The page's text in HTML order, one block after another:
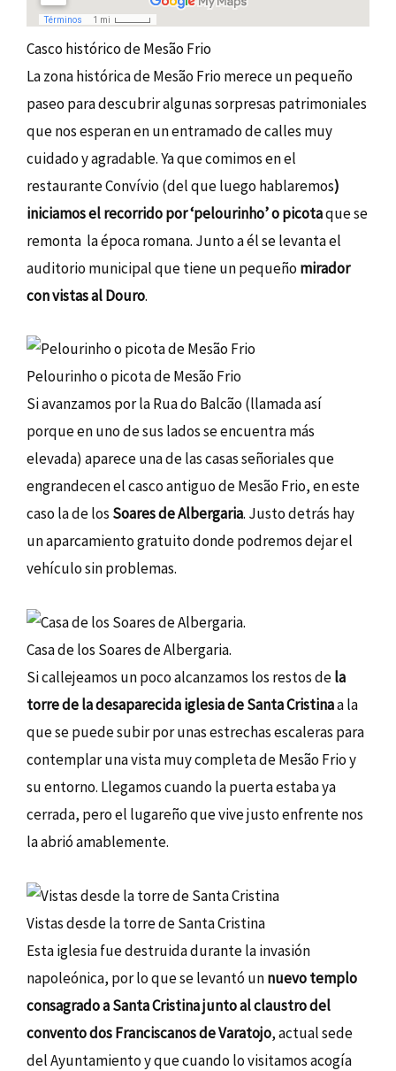
Casco histórico de Mesão Frio
La zona histórica de Mesão Frio merece un pequeño
paseo para descubrir algunas sorpresas patrimoniales
que nos esperan en un entramado de calles muy
cuidado y agradable. Ya que comimos en el
restaurante Convívio (del que luego hablaremos)
iniciamos el recorrido por ‘pelourinho’ o picotaque se
remonta la época romana. Junto a él se levanta el
auditorio municipal que tiene un pequeñomirador
con vistas al Douro.
Pelourinho o picota de Mesão Frio
Si avanzamos por la Rua do Balcão (llamada así
porque en uno de sus lados se encuentra más
elevada) aparece una de las casas señoriales que
engrandecen el casco antiguo de Mesão Frio, en este
caso la de los Soares de Albergaria. Justo detrás hay
un aparcamiento gratuito donde podremos dejar el
vehículo sin problemas.
Casa de los Soares de Albergaria.
Si callejeamos un poco alcanzamos los restos dela
torre de la desaparecida iglesia de Santa Cristinaa la
que se puede subir por unas estrechas escaleras para
contemplar una vista muy completa de Mesão Frio y
su entorno. Llegamos cuando la puerta estaba ya
cerrada, pero el lugareño que vive justo enfrente nos
la abrió amablemente.
Vistas desde la torre de Santa Cristina
Esta iglesia fue destruida durante la invasión
napoleónica, por lo que se levantó unnuevo templo
consagrado a Santa Cristina junto al claustro del
convento dos Franciscanos de Varatojo, actual sede
del Ayuntamiento y que cuando lo visitamos acogía